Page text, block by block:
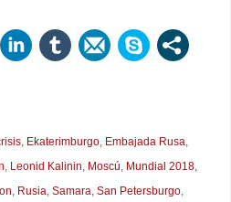
, Ekaterimburgo, Embajada Rusa,
, Leonid Kalinin, Moscú, Mundial 2018,
, Rusia, Samara, San Petersburgo,